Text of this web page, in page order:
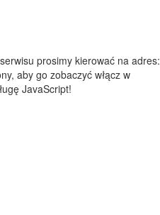
prosimy kierować na adres:
aby go zobaczyć włącz w
JavaScript!